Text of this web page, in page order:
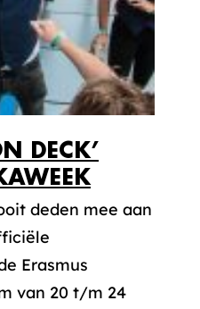
DECK’
deden mee aan
Erasmus
van 20 t/m 24